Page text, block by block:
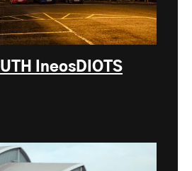
IneosDIOTS